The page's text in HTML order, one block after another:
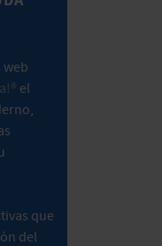
web
el
que
del